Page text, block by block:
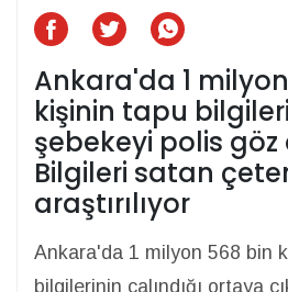
Ankara'da 1
kişinin tapu
şebekeyi polis göz
Bilgileri satan
araştırılıyor
Ankara'da 1 milyon 568 bin
bilgilerinin çalındığı ortaya